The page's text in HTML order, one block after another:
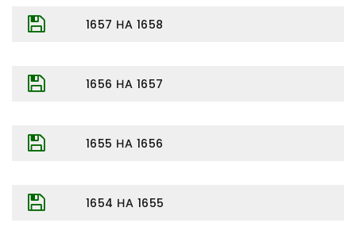
1657 НА 1658
1656 НА 1657
1655 НА 1656
1654 НА 1655